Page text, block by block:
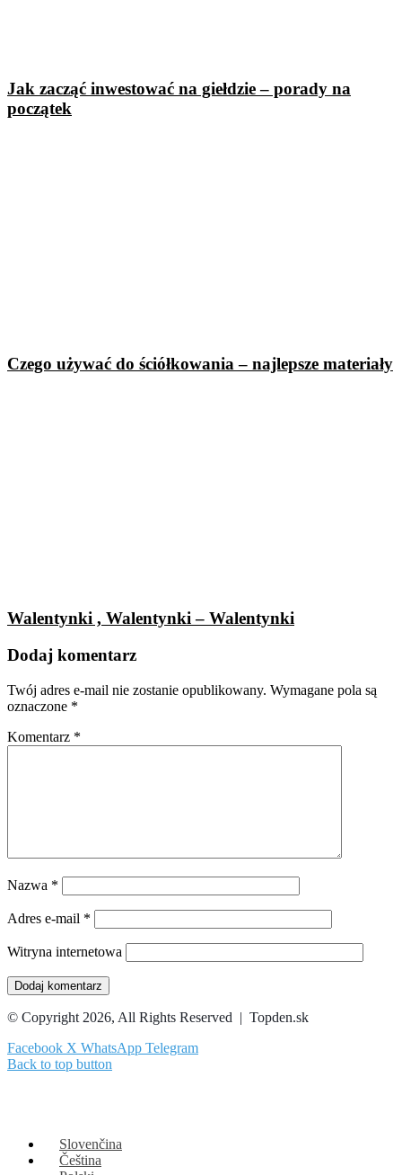
Jak zacząć inwestować na giełdzie – porady na
początek
Czego używać do ściółkowania – najlepsze materiały
Walentynki , Walentynki – Walentynki
Dodaj komentarz
Twój adres e-mail nie zostanie opublikowany. Wymagane pola są
oznaczone *
Komentarz *
Nazwa *
Adres e-mail *
Witryna internetowa
© Copyright 2026, All Rights Reserved | Topden.sk
Facebook X WhatsApp Telegram
Back to top button
Slovenčina
Čeština